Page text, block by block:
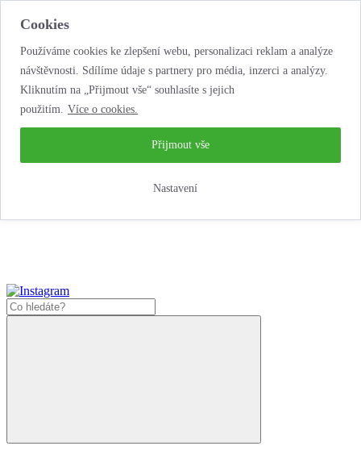
Cookies
Používáme cookies ke zlepšení webu, personalizaci reklam a analýze
návštěvnosti. Sdílíme údaje s partnery pro média, inzerci a analýzy.
Kliknutím na „Přijmout vše“ souhlasíte s jejich
použitím. Více o cookies.
Nastavení
Přijmout vše
...neobyčejná jízda životem!